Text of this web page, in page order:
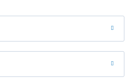
9,31
05/06/24